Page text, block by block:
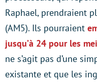
Raphael, prendraient
(AM5). Ils pourraient
jusqu’à 24 pour les
ne s’agit pas d’une
existante et que les